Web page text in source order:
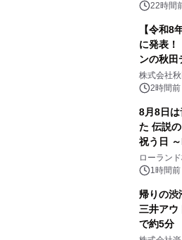
ボグッズ
22時間
【令和8
に発表！
ンの秋田
秋田犬の
るパッケ
株式会社
2時間前
8月8日
た 伝説
祝う日
を展示し
催 英国
ラムや
アーティ
メーショ
ローラン
1時間前
帰りの渋
三井アウ
で約5分